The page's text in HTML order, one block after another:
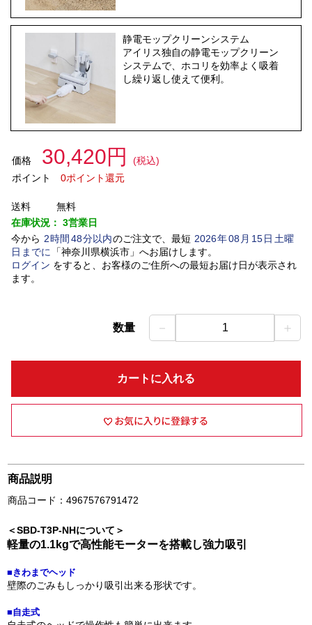
静電モップクリーンシステム
アイリス独自の静電モップクリーン
システムで、ホコリを効率よく吸着
し繰り返し使えて便利。
価格 30,420円
(税込)
ポイント
0ポイント還元
送料
無料
在庫状況： 3営業日
今から 2時間 48分以内のご注文で、最短 2026年08 月 15日土曜
日 までに 「神奈川県横浜市」 へお届けします。
ログイン をすると、お客様のご住所への最短お届け日が表示され
ます。
数量 － 1 ＋
カートに入れる
商品説明
商品コード：4967576791472
＜SBD-T3P-NHについて＞
軽量の1.1kgで高性能モーターを搭載し強力吸引
■きわまでヘッド
壁際のごみもしっかり吸引出来る形状です。
■自走式